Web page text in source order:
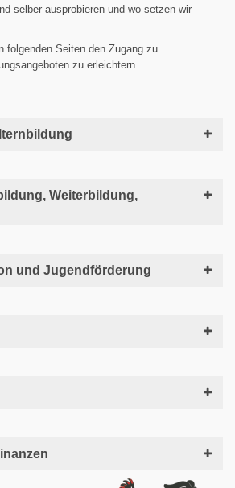
selber ausprobieren und wo setzen wir
folgenden Seiten den Zugang zu
zu erleichtern.
Weiterbildung,
und Jugendförderung